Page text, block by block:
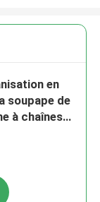
en
soupape de
à chaînes